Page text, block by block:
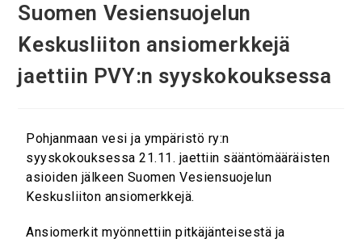
Suomen Vesiensuojelun
Keskusliiton ansiomerkkejä
jaettiin PVY:n syyskokouksessa
Pohjanmaan vesi ja ympäristö ry:n
syyskokouksessa 21.11. jaettiin sääntömääräisten
asioiden jälkeen Suomen Vesiensuojelun
Keskusliiton ansiomerkkejä.
Ansiomerkit myönnettiin pitkäjänteisestä ja